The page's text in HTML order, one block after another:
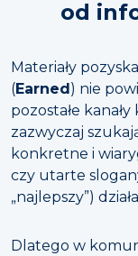
od
Materiały
(Earned) nie
pozostałe
zazwyczaj
konkretne i
czy utarte
„najlepszy”)
Dlatego w